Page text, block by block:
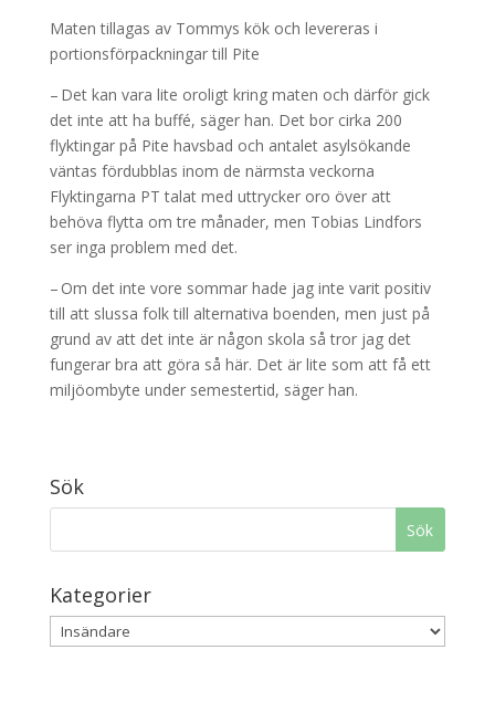
Maten tillagas av Tommys kök och levereras i
portionsförpackningar till Pite
– Det kan vara lite oroligt kring maten och därför gick
det inte att ha buffé, säger han. Det bor cirka 200
flyktingar på Pite havsbad och antalet asylsökande
väntas fördubblas inom de närmsta veckorna
Flyktingarna PT talat med uttrycker oro över att
behöva flytta om tre månader, men Tobias Lindfors
ser inga problem med det.
– Om det inte vore sommar hade jag inte varit positiv
till att slussa folk till alternativa boenden, men just på
grund av att det inte är någon skola så tror jag det
fungerar bra att göra så här. Det är lite som att få ett
miljöombyte under semestertid, säger han.
Sök
Kategorier